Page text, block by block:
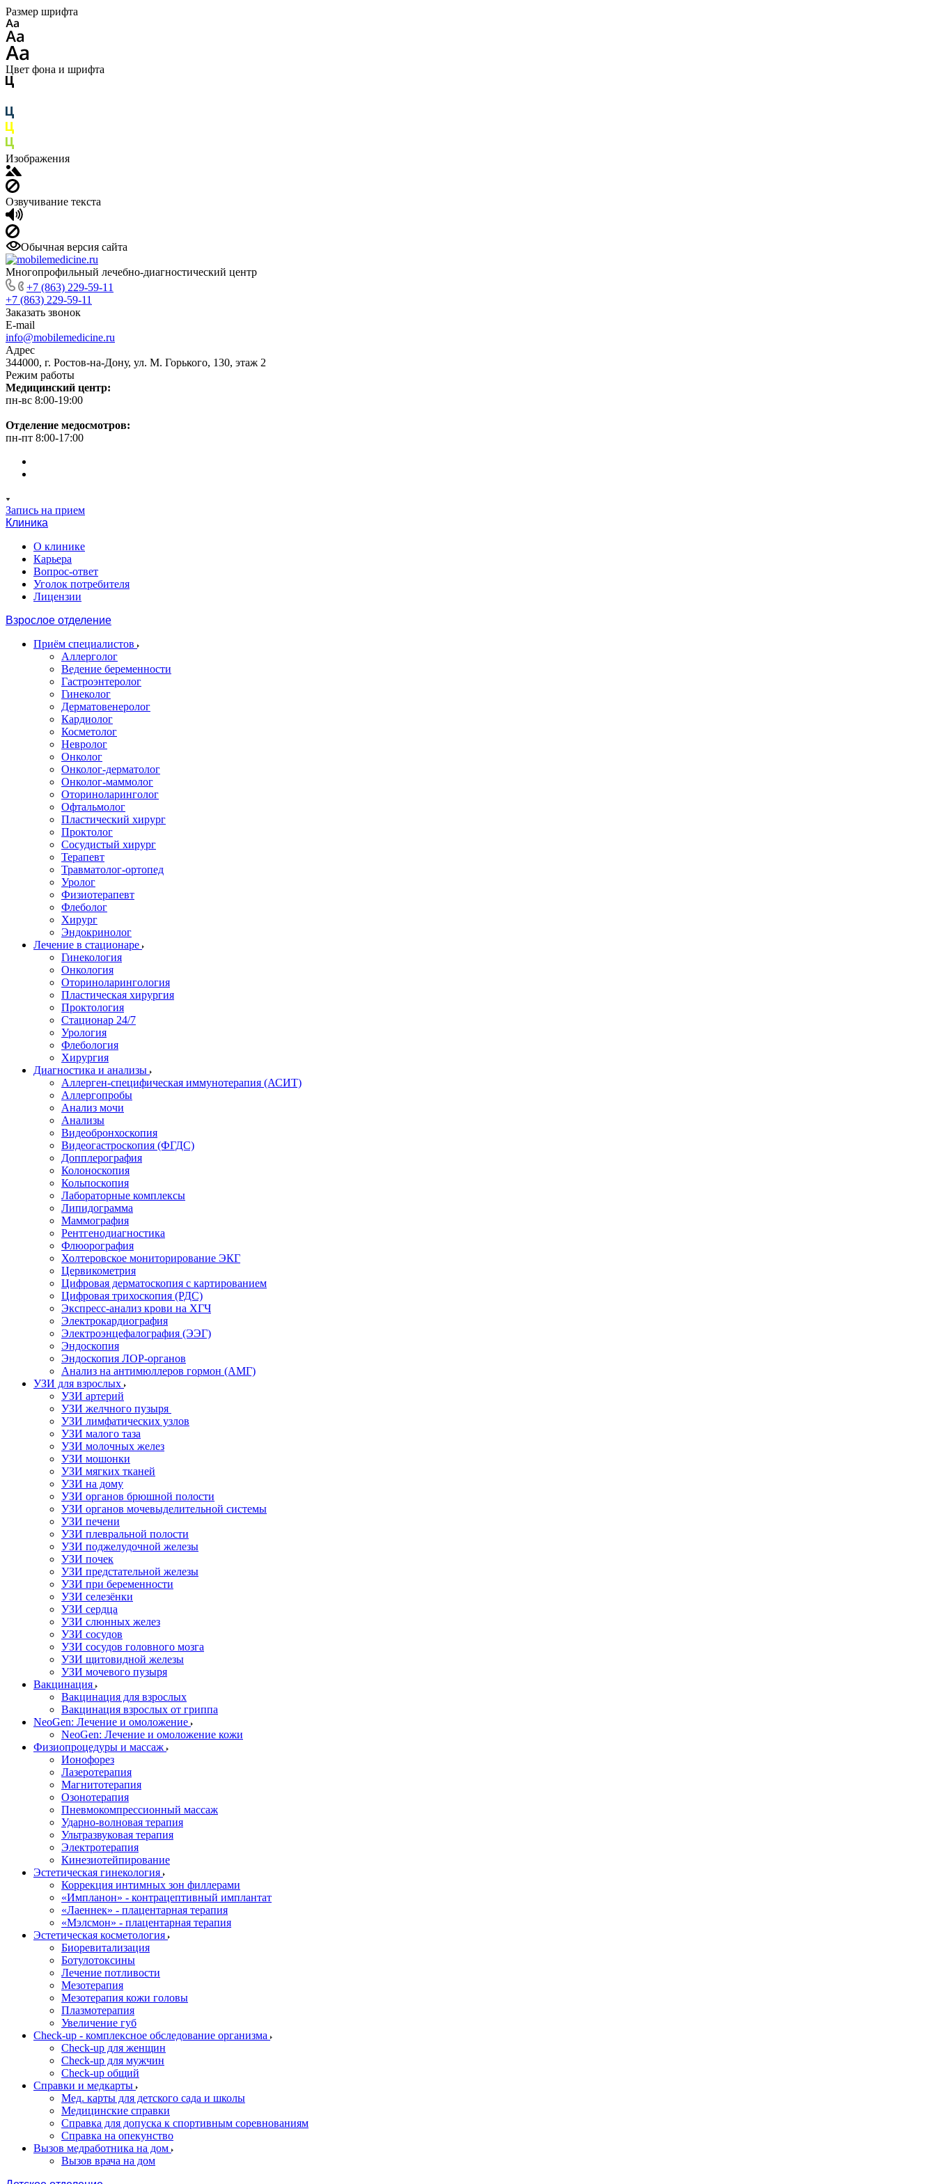
Размер шрифта
Цвет фона и шрифта
Изображения
Озвучивание текста
Обычная версия сайта
Многопрофильный лечебно-диагностический центр
+7 (863) 229-59-11
+7 (863) 229-59-11
Заказать звонок
E-mail
info@mobilemedicine.ru
Адрес
344000, г. Ростов-на-Дону, ул. М. Горького, 130, этаж 2
Режим работы
Медицинский центр:
пн-вс 8:00-19:00
Отделение медосмотров:
пн-пт 8:00-17:00
Запись на прием
Клиника
О клинике
Карьера
Вопрос-ответ
Уголок потребителя
Лицензии
Взрослое отделение
Приём специалистов
Аллерголог
Ведение беременности
Гастроэнтеролог
Гинеколог
Дерматовенеролог
Кардиолог
Косметолог
Невролог
Онколог
Онколог-дерматолог
Онколог-маммолог
Оториноларинголог
Офтальмолог
Пластический хирург
Проктолог
Сосудистый хирург
Терапевт
Травматолог-ортопед
Уролог
Физиотерапевт
Флеболог
Хирург
Эндокринолог
Лечение в стационаре
Гинекология
Онкология
Оториноларингология
Пластическая хирургия
Проктология
Стационар 24/7
Урология
Флебология
Хирургия
Диагностика и анализы
Аллерген-специфическая иммунотерапия (АСИТ)
Аллергопробы
Анализ мочи
Анализы
Видеобронхоскопия
Видеогастроскопия (ФГДС)
Допплерография
Колоноскопия
Кольпоскопия
Лабораторные комплексы
Липидограмма
Маммография
Рентгенодиагностика
Флюорография
Холтеровское мониторирование ЭКГ
Цервикометрия
Цифровая дерматоскопия с картированием
Цифровая трихоскопия (РДС)
Экспресс-анализ крови на ХГЧ
Электрокардиография
Электроэнцефалография (ЭЭГ)
Эндоскопия
Эндоскопия ЛОР-органов
Анализ на антимюллеров гормон (АМГ)
УЗИ для взрослых
УЗИ артерий
УЗИ желчного пузыря
УЗИ лимфатических узлов
УЗИ малого таза
УЗИ молочных желез
УЗИ мошонки
УЗИ мягких тканей
УЗИ на дому
УЗИ органов брюшной полости
УЗИ органов мочевыделительной системы
УЗИ печени
УЗИ плевральной полости
УЗИ поджелудочной железы
УЗИ почек
УЗИ предстательной железы
УЗИ при беременности
УЗИ селезёнки
УЗИ сердца
УЗИ слюнных желез
УЗИ сосудов
УЗИ сосудов головного мозга
УЗИ щитовидной железы
УЗИ мочевого пузыря
Вакцинация
Вакцинация для взрослых
Вакцинация взрослых от гриппа
NeoGen: Лечение и омоложение
NeoGen: Лечение и омоложение кожи
Физиопроцедуры и массаж
Ионофорез
Лазеротерапия
Магнитотерапия
Озонотерапия
Пневмокомпрессионный массаж
Ударно-волновая терапия
Ультразвуковая терапия
Электротерапия
Кинезиотейпирование
Эстетическая гинекология
Коррекция интимных зон филлерами
«Импланон» - контрацептивный имплантат
«Лаеннек» - плацентарная терапия
«Мэлсмон» - плацентарная терапия
Эстетическая косметология
Биоревитализация
Ботулотоксины
Лечение потливости
Мезотерапия
Мезотерапия кожи головы
Плазмотерапия
Увеличение губ
Check-up - комплексное обследование организма
Check-up для женщин
Check-up для мужчин
Check-up общий
Справки и медкарты
Мед. карты для детского сада и школы
Медицинские справки
Справка для допуска к спортивным соревнованиям
Справка на опекунство
Вызов медработника на дом
Вызов врача на дом